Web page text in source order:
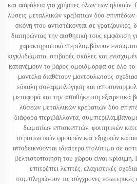
και ασφάλεια για χρήστες όλων των ηλικιών.
λύσεις μεταλλικών κρεβατιών δύο επιπέδων
σκόνη που αντιστέκονται σε
διατηρώντας την αισθητική τους εμφάνιση
χαρακτηριστικά περιλαμβάνουν
κιγκλιδώματα, στιβαρές σκάλες και
κατανέμουν το βάρος ομοιόμορφα σε όλο
μοντέλα διαθέτουν μοντουλωτούς
εύκολη συναρμολόγηση και
μεταφορά και την αποθήκευση εξαιρετικά
λύσεων μεταλλικών κρεβατιών δύο
διάφορα περιβάλλοντα,
δωματίων επισκεπτών, φοιτητικών
στρατιωτικών φρουρών και εξοχικών
αποδεικνύονται ιδιαίτερα πολύτιμα σε
βελτιστοποίηση του χώρου είναι
επιτρέπει λεπτές, ελαχιστικές
συμπληρώνουν τις σύγχρονες εσωτερικές